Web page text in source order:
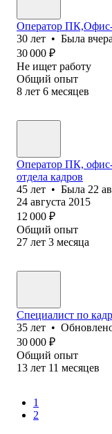
Оператор
30 лет • Была вчера
30 000 ₽
Не ищет работу
Общий опыт
8 лет 6 месяцев
Оператор ПК,
отдела кадров
45 лет • Была 22
24 августа 2015
12 000 ₽
Общий опыт
27 лет 3 месяца
Специалист по
35 лет •
30 000 ₽
Общий опыт
13 лет 11 месяцев
1
2